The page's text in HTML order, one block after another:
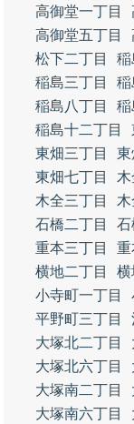
高御堂一丁目
高御堂五丁目
松下二丁目
稲
稲島三丁目
稲
稲島八丁目
稲
稲島十二丁目
東畑三丁目
東
東畑七丁目
木全三丁目
木
石橋二丁目
石
重本三丁目
重
横地二丁目
横
小寺町一丁目
平野町三丁目
大塚北二丁目
大塚北六丁目
大塚南二丁目
大塚南六丁目